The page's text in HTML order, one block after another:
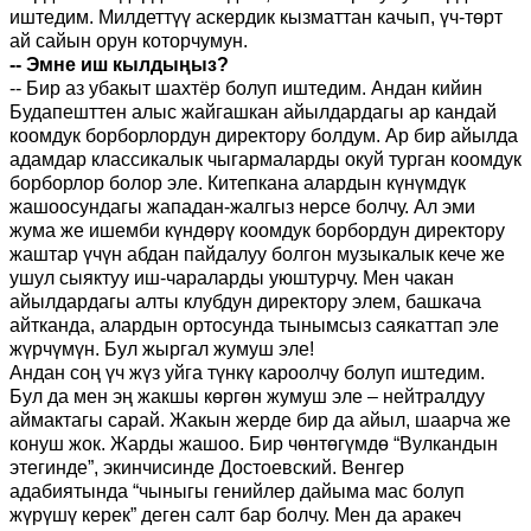
иштедим. Милдеттүү аскердик кызматтан качып, үч-төрт
ай сайын орун которчумун.
-- Эмне иш кылдыңыз?
-- Бир аз убакыт шахтёр болуп иштедим. Андан кийин
Будапешттен алыс жайгашкан айылдардагы ар кандай
коомдук борборлордун директору болдум. Ар бир айылда
адамдар классикалык чыгармаларды окуй турган коомдук
борборлор болор эле. Китепкана алардын күнүмдүк
жашоосундагы жападан-жалгыз нерсе болчу. Ал эми
жума же ишемби күндөрү коомдук борбордун директору
жаштар үчүн абдан пайдалуу болгон музыкалык кече же
ушул сыяктуу иш-чараларды уюштурчу. Мен чакан
айылдардагы алты клубдун директору элем, башкача
айтканда, алардын ортосунда тынымсыз саякаттап эле
жүрчүмүн. Бул жыргал жумуш эле!
Андан соң үч жүз уйга түнкү кароолчу болуп иштедим.
Бул да мен эң жакшы көргөн жумуш эле – нейтралдуу
аймактагы сарай. Жакын жерде бир да айыл, шаарча же
конуш жок. Жарды жашоо. Бир чөнтөгүмдө “Вулкандын
этегинде”, экинчисинде Достоевский. Венгер
адабиятында “чыныгы генийлер дайыма мас болуп
жүрүшү керек” деген салт бар болчу. Мен да аракеч